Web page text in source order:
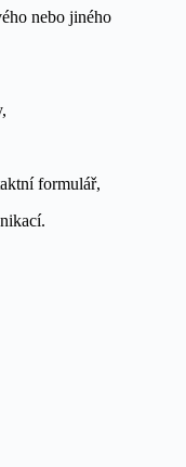
nebo jiného
formulář,